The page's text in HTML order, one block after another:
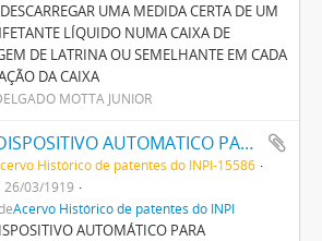
UMA MEDIDA CERTA DE UM
LÍQUIDO NUMA CAIXA DE
DE LATRINA OU SEMELHANTE EM CADA
DA CAIXA
MOTTA JUNIOR
UM DISPOSITIVO AUTOMATICO PARA INTRODUZIR UMA QUANTIDADE DETERMINADA DE UM DESINFECTANTE LIQUIDO NUMA CAIXA DE LAVAGEM DE LATRINAS
Histórico de patentes do INPI-15586
26/03/1919
Acervo Histórico de patentes do INPI
AUTOMÁTICO PARA